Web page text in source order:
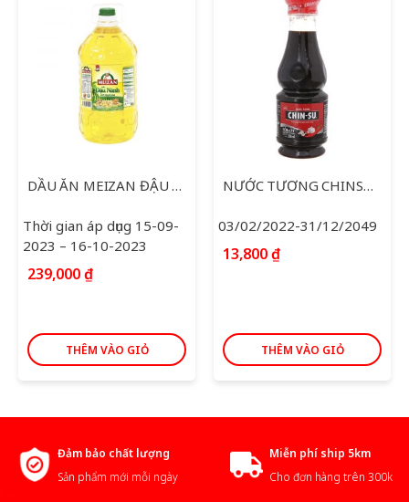
DẦU ĂN MEIZAN ĐẬU NÀNH 5L
Thời gian áp dụng 15-09-
2023 – 16-10-2023
239,000₫
THÊM VÀO GIỎ
NƯỚC TƯƠNG CHINSU TỎI ỚT 250ML
03/02/2022-31/12/2049
13,800₫
THÊM VÀO GIỎ
Đảm bảo chất lượng
Sản phẩm mới mỗi ngày
Miễn phí ship 5km
Cho đơn hàng trên 300k